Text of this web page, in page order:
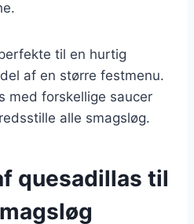
til en hurtig
af en større festmenu.
med forskellige saucer
alle smagsløg.
quesadillas til